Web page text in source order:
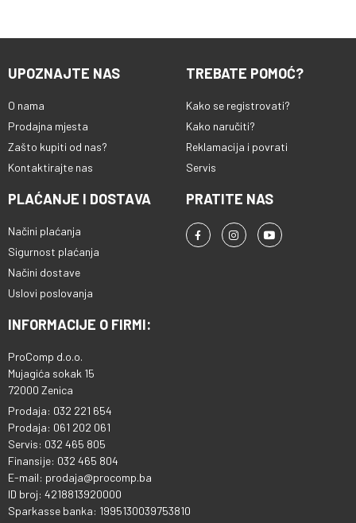
UPOZNAJTE NAS
O nama
Prodajna mjesta
Zašto kupiti od nas?
Kontaktirajte nas
TREBATE POMOĆ?
Kako se registrovati?
Kako naručiti?
Reklamacija i povrati
Servis
PLAĆANJE I DOSTAVA
Načini plaćanja
Sigurnost plaćanja
Načini dostave
Uslovi poslovanja
PRATITE NAS
INFORMACIJE O FIRMI:
ProComp d.o.o.
Mujagića sokak 15
72000 Zenica
Prodaja: 032 221 654
Prodaja: 061 202 061
Servis: 032 465 805
Finansije: 032 465 804
E-mail: prodaja@procomp.ba
ID broj: 4218813920000
Sparkasse banka: 1995130039753810